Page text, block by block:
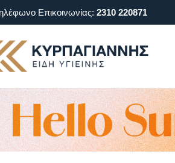
Επικοινωνίας: 2310 220871